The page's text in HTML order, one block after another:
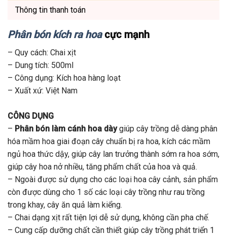
Thông tin thanh toán
Phân bón kích ra hoacực mạnh
– Quy cách: Chai xịt
– Dung tích: 500ml
– Công dụng: Kích hoa hàng loạt
– Xuất xứ: Việt Nam
CÔNG DỤNG
– Phân bón làm cánh hoa dàygiúp cây trồng dễ dàng phân
hóa mầm hoa giai đoạn cây chuẩn bị ra hoa, kích các mầm
ngủ hoa thức dậy, giúp cây lan trưởng thành sớm ra hoa sớm,
giúp cây hoa nở nhiều, tăng phẩm chất của hoa và quả.
– Ngoài được sử dụng cho các loại hoa cây cảnh, sản phẩm
còn được dùng cho 1 số các loại cây trồng như rau trồng
trong khay, cây ăn quả làm kiểng.
– Chai dạng xịt rất tiện lợi dễ sử dụng, không cần pha chế.
– Cung cấp dưỡng chất cần thiết giúp cây trồng phát triển 1